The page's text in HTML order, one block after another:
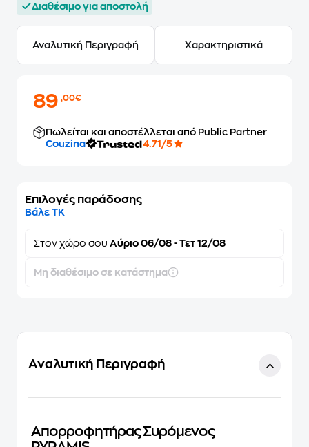
Διαθέσιμο για αποστολή
Αναλυτική Περιγραφή Χαρακτηριστικά
89,00€
Πωλείται και αποστέλλεται από Public Partner
Couzina
4.71/5
Επιλογές παράδοσης
Βάλε ΤΚ
Στον χώρο σου Αύριο 06/08 - Τετ 12/08
Μη διαθέσιμο σε κατάστημα
Αναλυτική Περιγραφή
Απορροφητήρας Συρόμενος